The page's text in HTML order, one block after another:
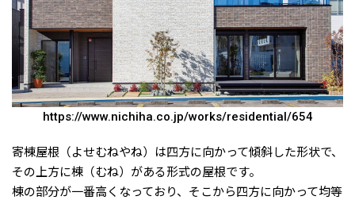
https://www.nichiha.co.jp/works/residential/654
寄棟屋根（よせむねやね）は四方に向かって傾斜した形状で、
その上方に棟（むね）がある形式の屋根です。
棟の部分が一番高くなっており、そこから四方に向かって均等